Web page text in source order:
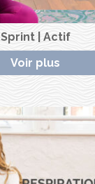
Sprint | Actif
Voir plus